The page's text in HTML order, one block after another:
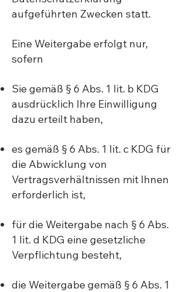
aufgeführten Zwecken statt.
Eine Weitergabe erfolgt nur,
sofern
Sie gemäß § 6 Abs. 1 lit. b KDG
ausdrücklich Ihre Einwilligung
dazu erteilt haben,
es gemäß § 6 Abs. 1 lit. c KDG für
die Abwicklung von
Vertragsverhältnissen mit Ihnen
erforderlich ist,
für die Weitergabe nach § 6 Abs.
1 lit. d KDG eine gesetzliche
Verpflichtung besteht,
die Weitergabe gemäß § 6 Abs. 1